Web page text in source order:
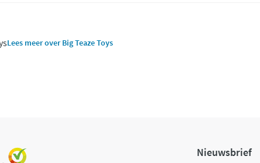
Lees meer over Big Teaze Toys
Nieuwsbrief